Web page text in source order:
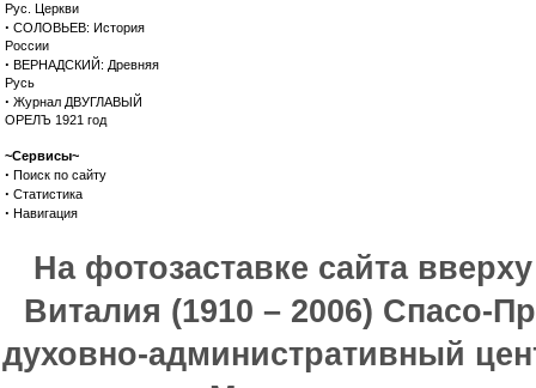
Рус. Церкви
· СОЛОВЬЕВ: История
России
· ВЕРНАДСКИЙ: Древняя
Русь
· Журнал ДВУГЛАВЫЙ
ОРЕЛЪ 1921 год
~Сервисы~
· Поиск по сайту
· Статистика
· Навигация
На фотозаставке сайта
Виталия (1910 – 2006) Спасо-
духовно-административный